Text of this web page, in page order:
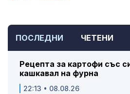
ПОСЛЕДНИ ЧЕТЕНИ
Рецепта за картофи със
кашкавал на фурна
22:13 • 08.08.26